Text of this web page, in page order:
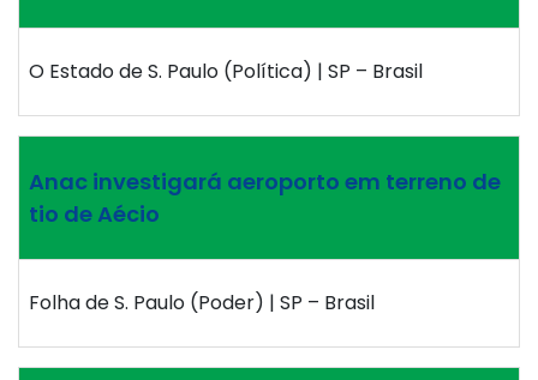
O Estado de S. Paulo (Política) | SP – Brasil
Anac investigará aeroporto em terreno de
tio de Aécio
Folha de S. Paulo (Poder) | SP – Brasil